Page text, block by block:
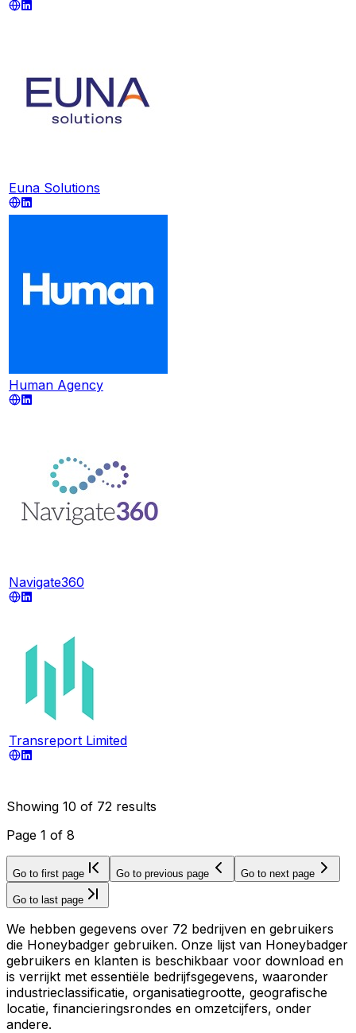
Euna Solutions
Human Agency
Navigate360
Transreport Limited
Showing 10 of 72 results
Page 1 of 8
Go to first page Go to previous page Go to next page
Go to last page
We hebben gegevens over 72 bedrijven en gebruikers
die Honeybadger gebruiken. Onze lijst van Honeybadger
gebruikers en klanten is beschikbaar voor download en
is verrijkt met essentiële bedrijfsgegevens, waaronder
industrieclassificatie, organisatiegrootte, geografische
locatie, financieringsrondes en omzetcijfers, onder
andere.